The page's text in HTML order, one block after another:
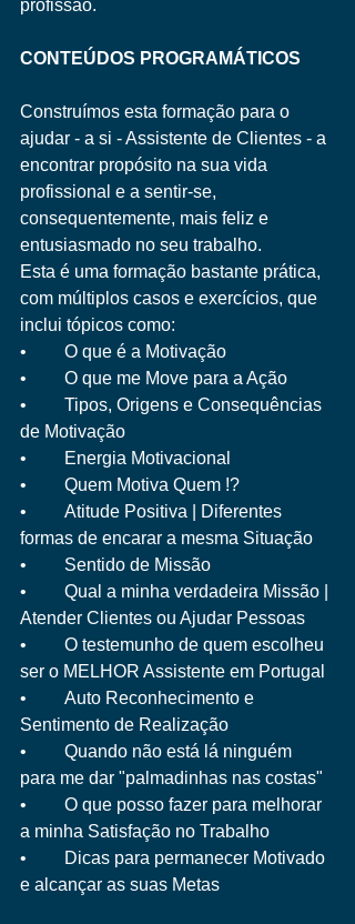
profissão.
CONTEÚDOS PROGRAMÁTICOS
Construímos esta formação para o
ajudar - a si - Assistente de Clientes - a
encontrar propósito na sua vida
profissional e a sentir-se,
consequentemente, mais feliz e
entusiasmado no seu trabalho.
Esta é uma formação bastante prática,
com múltiplos casos e exercícios, que
inclui tópicos como:
•	O que é a Motivação
•	O que me Move para a Ação
•	Tipos, Origens e Consequências
de Motivação
•	Energia Motivacional
•	Quem Motiva Quem !?
•	Atitude Positiva | Diferentes
formas de encarar a mesma Situação
•	Sentido de Missão
•	Qual a minha verdadeira Missão |
Atender Clientes ou Ajudar Pessoas
•	O testemunho de quem escolheu
ser o MELHOR Assistente em Portugal
•	Auto Reconhecimento e
Sentimento de Realização
•	Quando não está lá ninguém
para me dar "palmadinhas nas costas"
•	O que posso fazer para melhorar
a minha Satisfação no Trabalho
•	Dicas para permanecer Motivado
e alcançar as suas Metas